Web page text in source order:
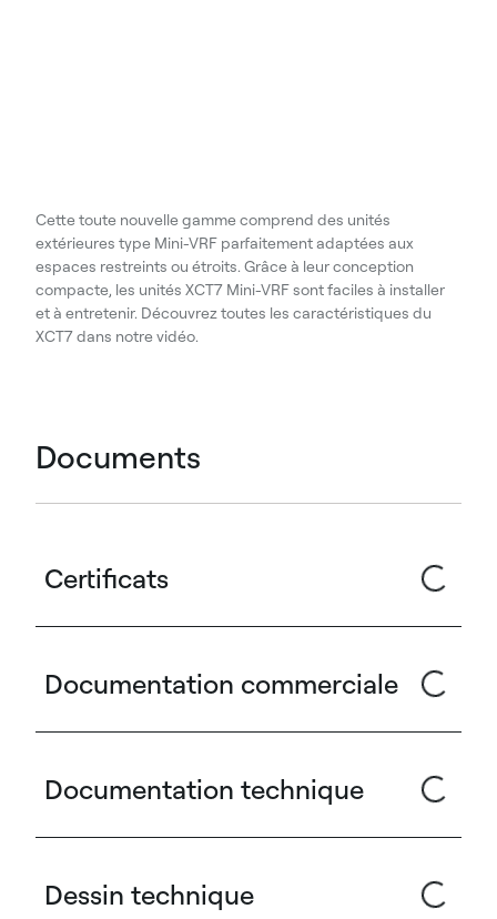
Cette toute nouvelle gamme comprend des unités
extérieures type Mini-VRF parfaitement adaptées aux
espaces restreints ou étroits. Grâce à leur conception
compacte, les unités XCT7 Mini-VRF sont faciles à installer
et à entretenir. Découvrez toutes les caractéristiques du
XCT7 dans notre vidéo.
Documents
Certificats
Documentation commerciale
Documentation technique
Dessin technique